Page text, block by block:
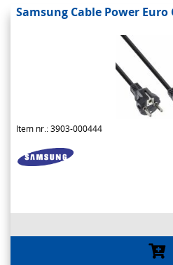
Samsung Cable Power Euro
Item nr.: 3903-000444